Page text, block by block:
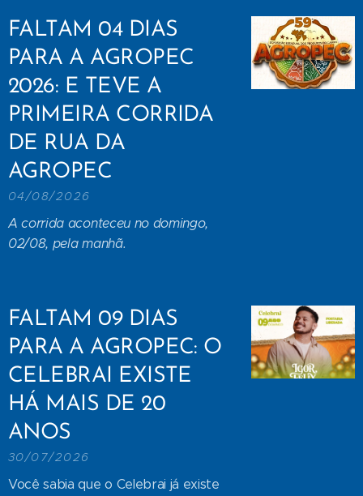
FALTAM 04 DIAS
PARA A AGROPEC
2026: E TEVE A
PRIMEIRA CORRIDA
DE RUA DA
AGROPEC
04/08/2026
A corrida aconteceu no domingo,
02/08, pela manhã.
FALTAM 09 DIAS
PARA A AGROPEC: O
CELEBRAI EXISTE
HÁ MAIS DE 20
ANOS
30/07/2026
Você sabia que o Celebrai já existe